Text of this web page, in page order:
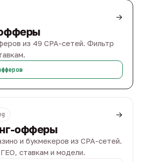
→
из 49 CPA-сетей. Фильтр
→
офферы
и букмекеров из CPA-сетей.
ставкам и модели.